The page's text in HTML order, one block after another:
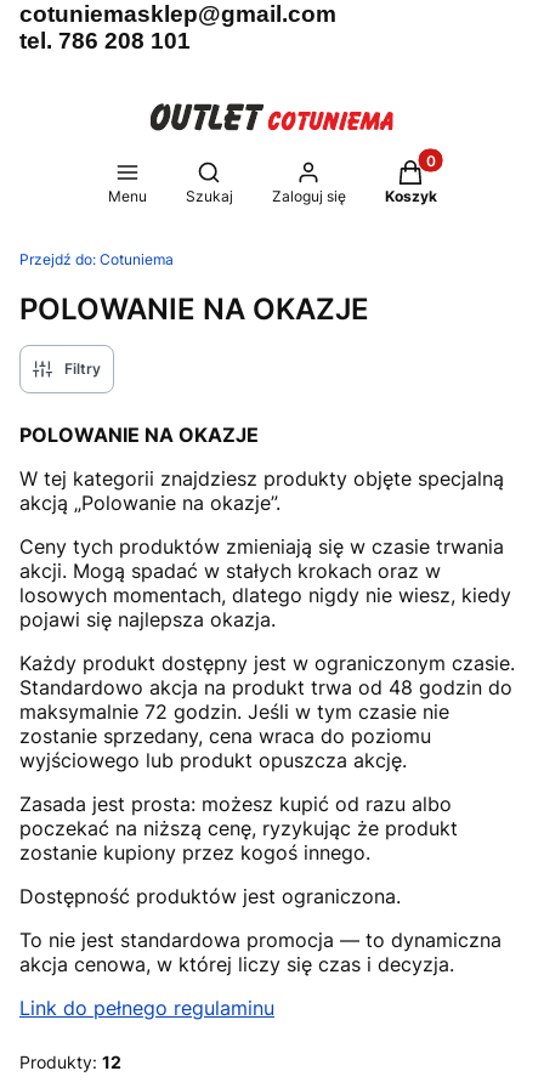
cotuniemasklep@gmail.com
tel. 786 208 101
Menu
Otwórz wyszukiwarkę
Szukaj Zaloguj się
Produkty w
Koszyk
Przejdź do: Cotuniema
POLOWANIE NA OKAZJE
Filtry
POLOWANIE NA OKAZJE
W tej kategorii znajdziesz produkty objęte specjalną
akcją „Polowanie na okazje”.
Ceny tych produktów zmieniają się w czasie trwania
akcji. Mogą spadać w stałych krokach oraz w
losowych momentach, dlatego nigdy nie wiesz, kiedy
pojawi się najlepsza okazja.
Każdy produkt dostępny jest w ograniczonym czasie.
Standardowo akcja na produkt trwa od 48 godzin do
maksymalnie 72 godzin. Jeśli w tym czasie nie
zostanie sprzedany, cena wraca do poziomu
wyjściowego lub produkt opuszcza akcję.
Zasada jest prosta: możesz kupić od razu albo
poczekać na niższą cenę, ryzykując że produkt
zostanie kupiony przez kogoś innego.
Dostępność produktów jest ograniczona.
To nie jest standardowa promocja — to dynamiczna
akcja cenowa, w której liczy się czas i decyzja.
Link do pełnego regulaminu
Produkty: 12